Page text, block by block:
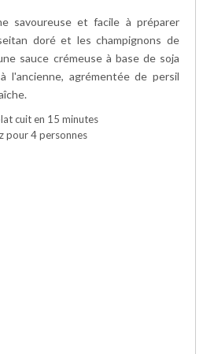
savoureuse et facile à préparer
doré et les champignons de
sauce crémeuse à base de soja
l'ancienne, agrémentée de persil
cuit en 15 minutes
pour 4 personnes